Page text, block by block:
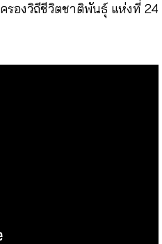
รองวิถีชีวิตชาติพันธุ์ แห่งที่ 24